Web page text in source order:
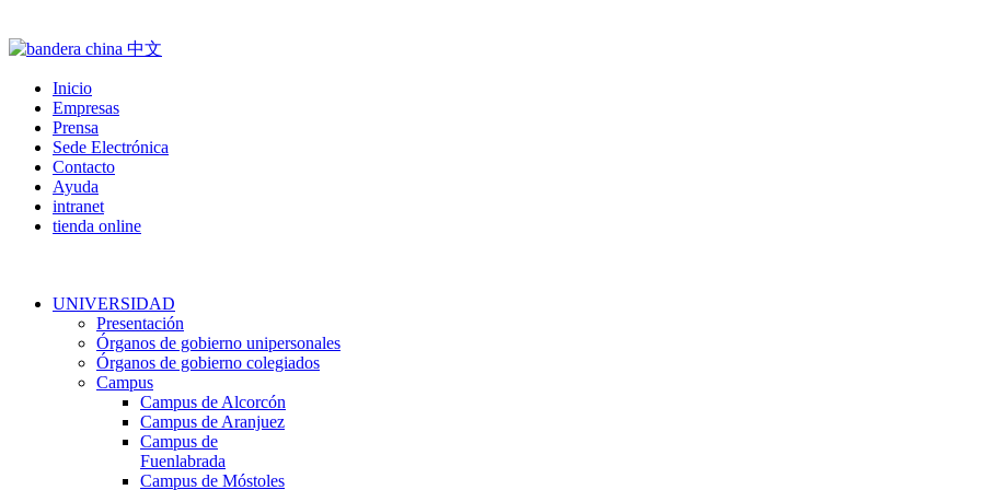
Inicio
Empresas
Prensa
Sede Electrónica
Contacto
Ayuda
intranet
tienda online
UNIVERSIDAD
Presentación
Órganos de gobierno unipersonales
Órganos de gobierno colegiados
Campus
Campus de Alcorcón
Campus de Aranjuez
Campus de
Fuenlabrada
Campus de Móstoles